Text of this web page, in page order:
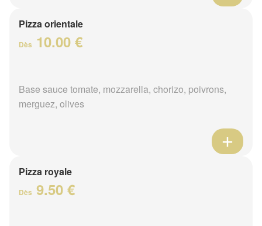
Pizza orientale
Dès 10.00 €
Base sauce tomate, mozzarella, chorizo, poivrons,
merguez, olives
Pizza royale
Dès 9.50 €